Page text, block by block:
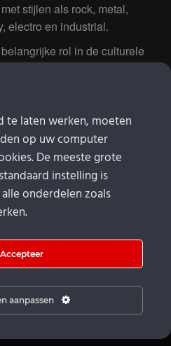
stijlen als rock, metal,
electro en industrial.
rol in de culturele
te laten werken, moeten
op uw computer
De meeste grote
instelling is
onderdelen zoals
Accepteer
aanpassen